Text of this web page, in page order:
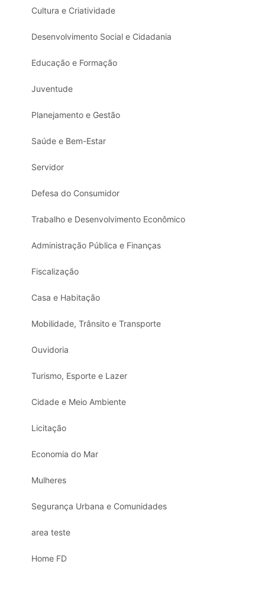
Cultura e Criatividade
Desenvolvimento Social e Cidadania
Educação e Formação
Juventude
Planejamento e Gestão
Saúde e Bem-Estar
Servidor
Defesa do Consumidor
Trabalho e Desenvolvimento Econômico
Administração Pública e Finanças
Fiscalização
Casa e Habitação
Mobilidade, Trânsito e Transporte
Ouvidoria
Turismo, Esporte e Lazer
Cidade e Meio Ambiente
Licitação
Economia do Mar
Mulheres
Segurança Urbana e Comunidades
area teste
Home FD